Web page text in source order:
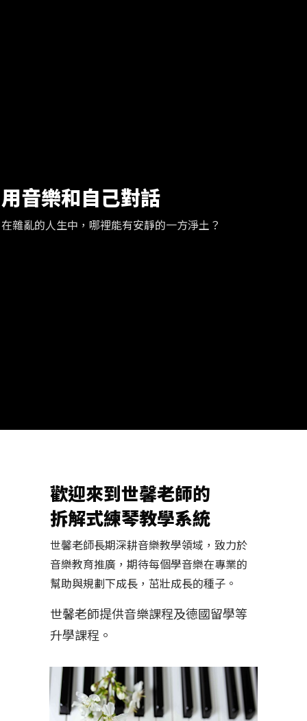
用音樂和自己對話
在雜亂的人生中，哪裡能有安靜的一方淨土？
歡迎來到世馨老師的
拆解式練琴教學系統
世馨老師長期深耕音樂教學領域，致力於
音樂教育推廣，期待每個學音樂在專業的
幫助與規劃下成長，茁壯成長的種子。
世馨老師提供音樂課程及德國留學等
升學課程。